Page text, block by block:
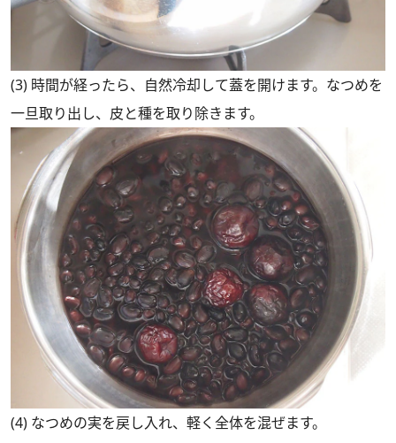
(3) 時間が経ったら、自然冷却して蓋を開けます。なつめを
一旦取り出し、皮と種を取り除きます。
(4) なつめの実を戻し入れ、軽く全体を混ぜます。